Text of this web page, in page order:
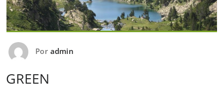
Por admin
GREEN